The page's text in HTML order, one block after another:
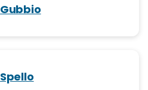
Gubbio
Spello